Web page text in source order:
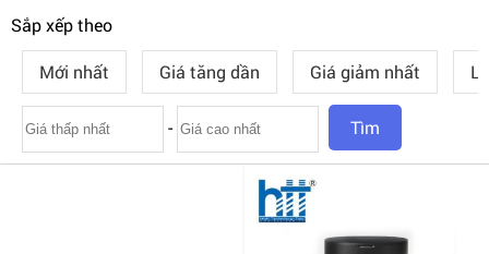
Sắp xếp theo
Mới nhất Giá tăng dần Giá giảm nhất
- Tìm